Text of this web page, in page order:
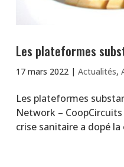
Les plateformes
17 mars 2022 |Actualités,
Les plateformes
Network –
crise sanitaire a dopé la